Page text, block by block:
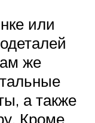
или
же
а также
Кроме